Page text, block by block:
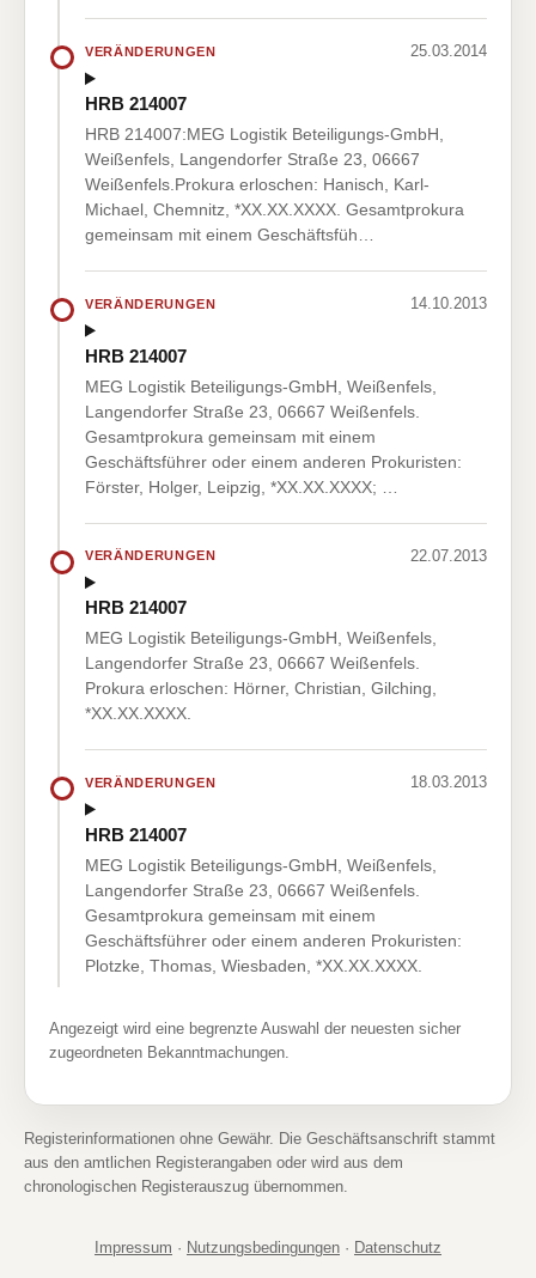
VERÄNDERUNGEN 25.03.2014
HRB 214007
HRB 214007:MEG Logistik Beteiligungs-GmbH,
Weißenfels, Langendorfer Straße 23, 06667
Weißenfels.Prokura erloschen: Hanisch, Karl-
Michael, Chemnitz, *XX.XX.XXXX. Gesamtprokura
gemeinsam mit einem Geschäftsfüh…
VERÄNDERUNGEN 14.10.2013
HRB 214007
MEG Logistik Beteiligungs-GmbH, Weißenfels,
Langendorfer Straße 23, 06667 Weißenfels.
Gesamtprokura gemeinsam mit einem
Geschäftsführer oder einem anderen Prokuristen:
Förster, Holger, Leipzig, *XX.XX.XXXX; …
VERÄNDERUNGEN 22.07.2013
HRB 214007
MEG Logistik Beteiligungs-GmbH, Weißenfels,
Langendorfer Straße 23, 06667 Weißenfels.
Prokura erloschen: Hörner, Christian, Gilching,
*XX.XX.XXXX.
VERÄNDERUNGEN 18.03.2013
HRB 214007
MEG Logistik Beteiligungs-GmbH, Weißenfels,
Langendorfer Straße 23, 06667 Weißenfels.
Gesamtprokura gemeinsam mit einem
Geschäftsführer oder einem anderen Prokuristen:
Plotzke, Thomas, Wiesbaden, *XX.XX.XXXX.
Angezeigt wird eine begrenzte Auswahl der neuesten sicher
zugeordneten Bekanntmachungen.
Registerinformationen ohne Gewähr. Die Geschäftsanschrift stammt
aus den amtlichen Registerangaben oder wird aus dem
chronologischen Registerauszug übernommen.
Impressum · Nutzungsbedingungen · Datenschutz